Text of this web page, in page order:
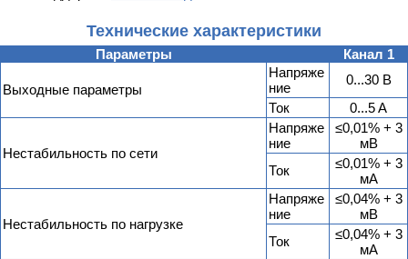
Технические характеристики
Параметры Канал 1
Выходные параметры
Напряже
ние
0...30 В
Ток
0...5 A
Нестабильность по сети
Напряже
ние
≤0,01% + 3
мВ
Ток
≤0,01% + 3
мА
Нестабильность по нагрузке
Напряже
ние
≤0,04% + 3
мВ
Ток
≤0,04% + 3
мА